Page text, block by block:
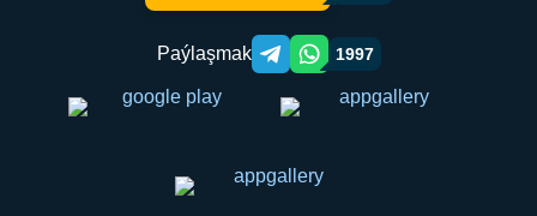
Paýlaşmak Telegram orqali ulashish
WhatsApp orqali ulashish
1997